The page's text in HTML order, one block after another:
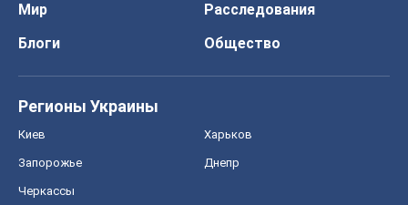
Мир
Расследования
Блоги
Общество
Регионы Украины
Киев Харьков
Запорожье Днепр
Черкассы